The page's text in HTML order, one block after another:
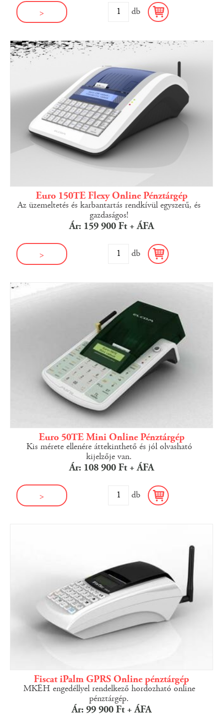
> db
Euro 150TE Flexy Online Pénztárgép
Az üzemeltetés és karbantartás rendkívül egyszerű, és
gazdaságos!
Ár: 159 900 Ft + ÁFA
> db
Euro 50TE Mini Online Pénztárgép
Kis mérete ellenére áttekinthető és jól olvasható
kijelzője van.
Ár: 108 900 Ft + ÁFA
> db
Fiscat iPalm GPRS Online pénztárgép
MKEH engedéllyel rendelkező hordozható online
pénztárgép.
Ár: 99 900 Ft + ÁFA